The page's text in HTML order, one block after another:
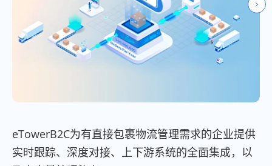
eTowerB2C为有直接包裹物流管理需求的企业提供
实时跟踪、深度对接、上下游系统的全面集成，以